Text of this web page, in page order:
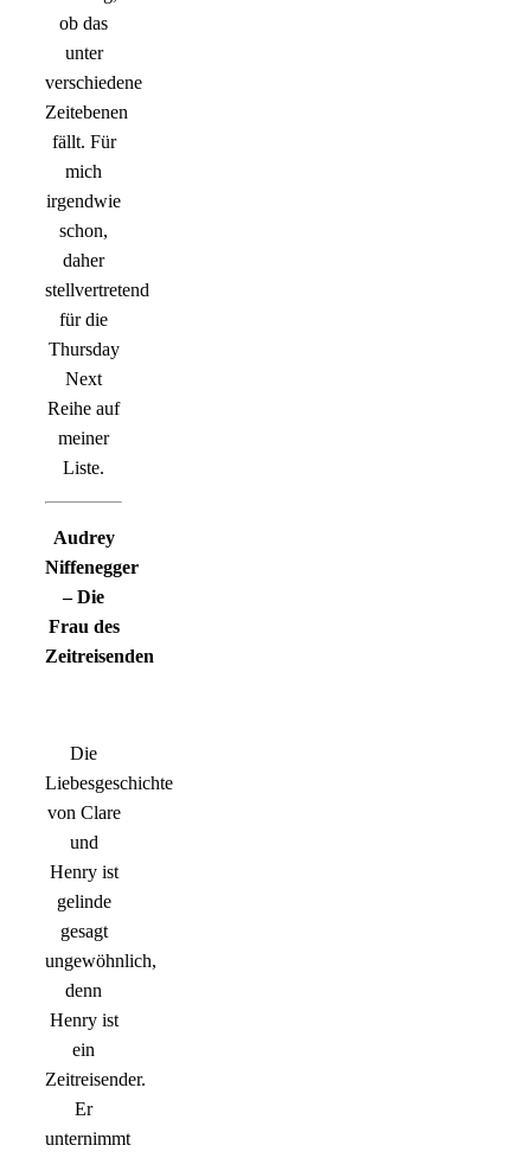
ob das
unter
verschiedene
Zeitebenen
fällt. Für
mich
irgendwie
schon,
daher
stellvertretend
für die
Thursday
Next
Reihe auf
meiner
Liste.
Audrey
Niffenegger
– Die
Frau des
Zeitreisenden
Die
Liebesgeschichte
von Clare
und
Henry ist
gelinde
gesagt
ungewöhnlich,
denn
Henry ist
ein
Zeitreisender.
Er
unternimmt